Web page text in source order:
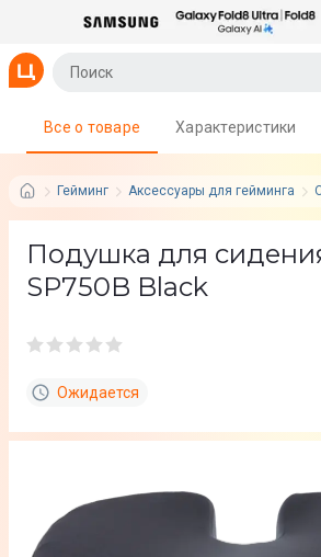
Гейминг Аксессуары для гейминга
Все о товаре Характеристики
Подушка для
SP750B Black
Ожидается